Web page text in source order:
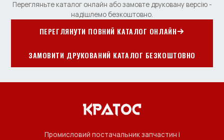
Перегляньте каталог онлайн або замовте друковану версію -
надішлемо безкоштовно.
ПЕРЕГЛЯНУТИ ПОВНИЙ КАТАЛОГ ОНЛАЙН
ЗАМОВИТИ ДРУКОВАНИЙ КАТАЛОГ БЕЗКОШТОВНО
Промисловий постачальник запчастин і